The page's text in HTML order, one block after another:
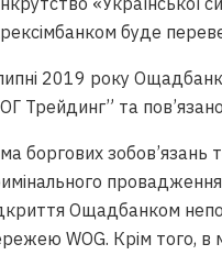
буде
2019 року
Трейдинг” та
боргових зобов’язань
Ощадбанком
WOG. Крім того, в